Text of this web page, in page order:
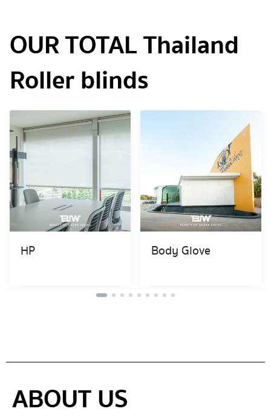
OUR TOTAL Thailand
Roller blinds
HP Body Glove
ABOUT US